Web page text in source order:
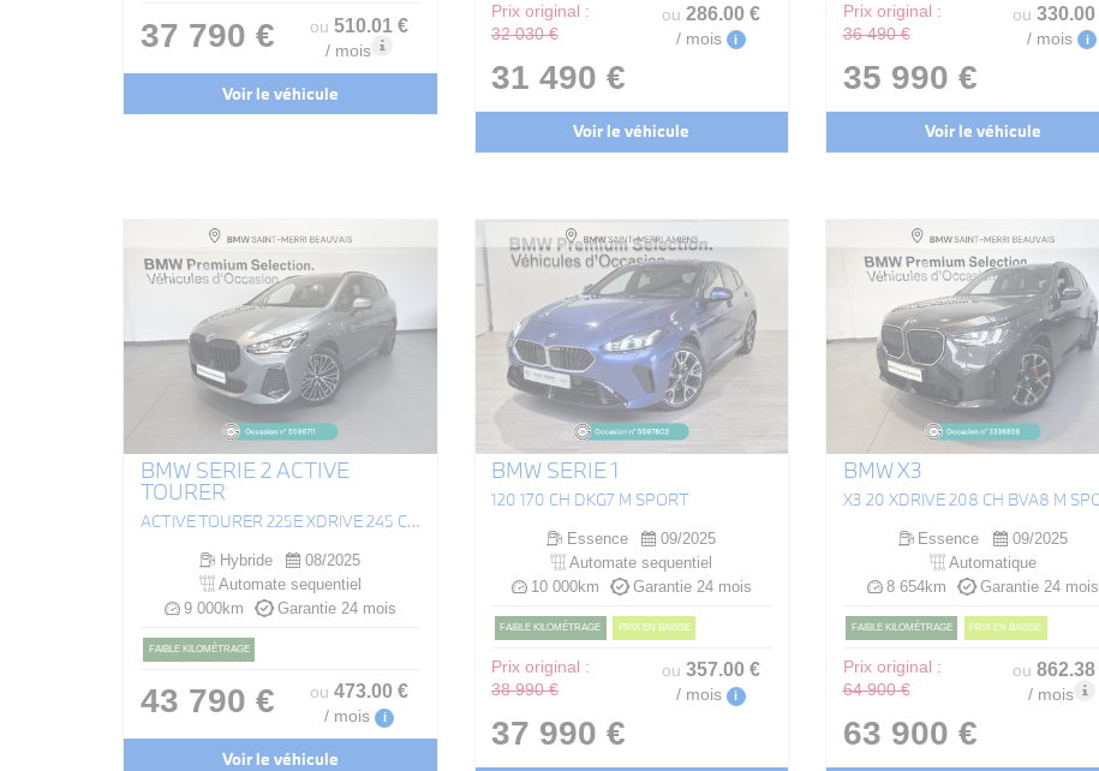
37 790 € ou510 .01 €
/ mois
Voir le véhicule
Prix original :
32 030 €
31 490 €
ou 286.00 €
/ mois i
Voir le véhicule
Prix original :
36 490 €
35 990 €
ou330.00
/ mois i
Voir le véhicule
BMW SERIE 2 ACTIVE
TOURER
ACTIVE TOURER 225E XDRIVE 245 CH DKG7 M SPORT
Hybride
08/2025
Automate sequentiel
9 000km
Garantie 24 mois
FAIBLE KILOMÉTRAGE
43 790 € ou473.00 €
/ mois i
Voir le véhicule
BMW SERIE 1
120 170 CH DKG7 M SPORT
Essence
09/2025
Automate sequentiel
10 000km
Garantie 24 mois
FAIBLE KILOMÉTRAGE PRIX EN BAISSE
Prix original :
38 990 €
37 990 €
ou 357.00 €
/ mois i
BMW X3
Essence
09/2025
Automatique
8 654km
Garantie 24 mois
FAIBLE KILOMÉTRAGE PRIX EN BAISSE
Prix original :
64 900 €
63 900 €
ou862.38
/ mois